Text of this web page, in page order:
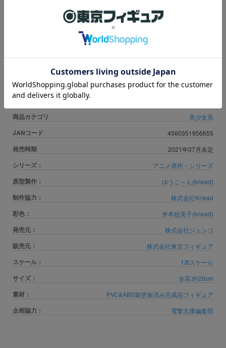
19,690円
ポイント：
申し訳ございませんが、只今品切れ中です。
す。上限数を超え数量はキャンセル扱いとなります。
※ご注文確定後のキャンセルにおきましては、一切お受け致しかねますの
で予めご了承ください。
商品カテゴリ 美少女系
JANコード 4560351956655
発売時期 2021年07月未定
シリーズ： アニメ原作・シリーズ
原型製作： ゆうこ～ん(knead)
制作協力： 株式会社Knead
彩色： 井本絵美子(knead)
発売元： 株式会社ジェンコ
販売元： 株式会社東京フィギュア
スケール： 1/8スケール
サイズ： 全高:約20cm
素材： PVC&ABS製塗装済み完成品フィギュア
企画協力： 電撃文庫編集部